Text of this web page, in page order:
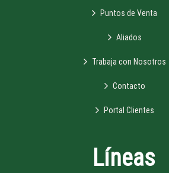
Puntos de Venta
Aliados
Trabaja con Nosotros
Contacto
Portal Clientes
Líneas